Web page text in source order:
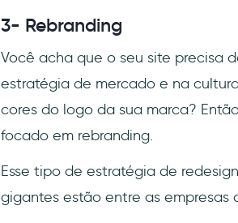
3- Rebranding
Você acha que o seu site precisa
estratégia de mercado e na
cores do logo da sua marca?
focado em rebranding.
Esse tipo de estratégia de
gigantes estão entre as empresas